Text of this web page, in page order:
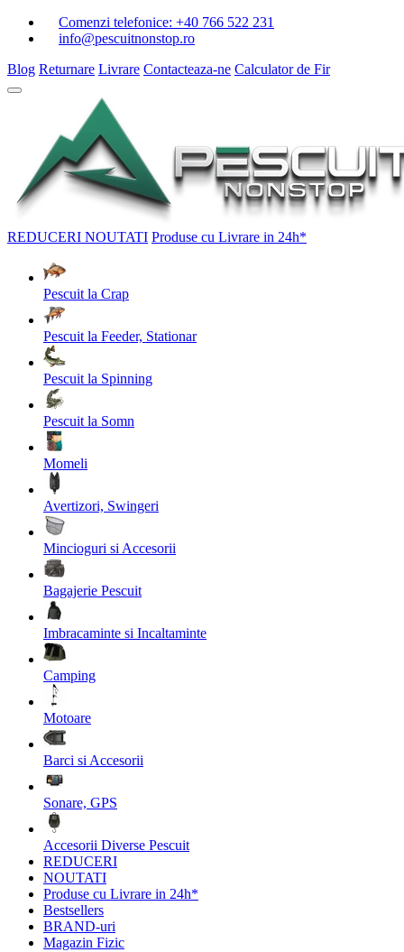
Comenzi telefonice: +40 766 522 231
info@pescuitnonstop.ro
Blog Returnare Livrare Contacteaza-ne Calculator de Fir
REDUCERI NOUTATI Produse cu Livrare in 24h*
Pescuit la Crap
Pescuit la Feeder, Stationar
Pescuit la Spinning
Pescuit la Somn
Momeli
Avertizori, Swingeri
Mincioguri si Accesorii
Bagajerie Pescuit
Imbracaminte si Incaltaminte
Camping
Motoare
Barci si Accesorii
Sonare, GPS
Accesorii Diverse Pescuit
REDUCERI
NOUTATI
Produse cu Livrare in 24h*
Bestsellers
BRAND-uri
Magazin Fizic